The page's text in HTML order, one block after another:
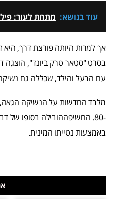
עוד בנושא: מתחת לעור:
אך למרות היותה פורצת דרך, היא
בסרט "סטאר טרק ביונד", הוצגה
עם הבעל והילד, שכללה גם
מלבד החדשות על הנשיקה הגאה,
-80. החשיפההובילה בסופו של
באמצעות נטייתו המינית.